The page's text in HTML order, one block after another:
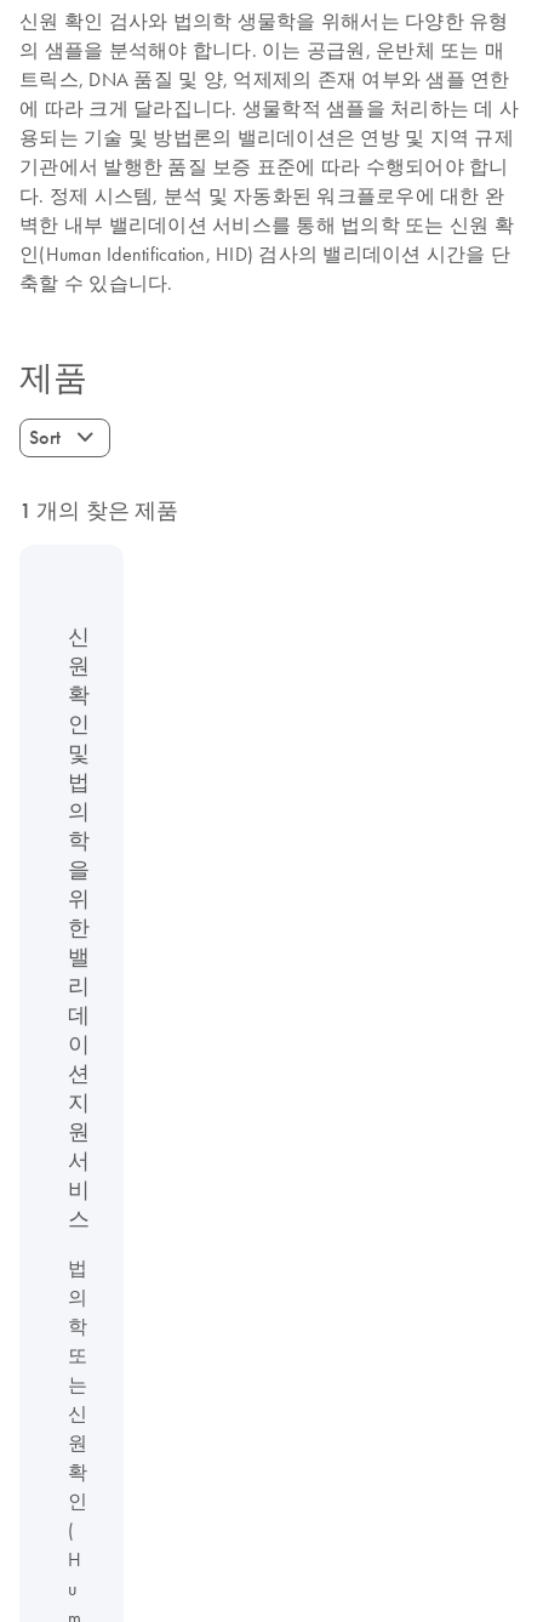
신원 확인 검사와 법의학 생물학을 위해서는 다양한 유형
의 샘플을 분석해야 합니다. 이는 공급원, 운반체 또는 매
트릭스, DNA 품질 및 양, 억제제의 존재 여부와 샘플 연한
에 따라 크게 달라집니다. 생물학적 샘플을 처리하는 데 사
용되는 기술 및 방법론의 밸리데이션은 연방 및 지역 규제
기관에서 발행한 품질 보증 표준에 따라 수행되어야 합니
다. 정제 시스템, 분석 및 자동화된 워크플로우에 대한 완
벽한 내부 밸리데이션 서비스를 통해 법의학 또는 신원 확
인(Human Identification, HID) 검사의 밸리데이션 시간을 단
축할 수 있습니다.
제품
Sort
1 개의 찾은 제품
신
원
확
인
및
법
의
학
을
위
한
밸
리
데
이
션
지
원
서
비
스
법
의
학
또
는
신
원
확
인
(
H
u